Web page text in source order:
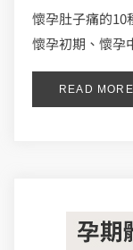
懷孕肚子痛的10
懷孕初期、懷孕
READ MORE